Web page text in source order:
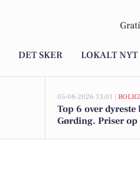
DET SKER LOKALT NYT
05-08-2026 13:01 |
Top 6 over
Gørding. Priser